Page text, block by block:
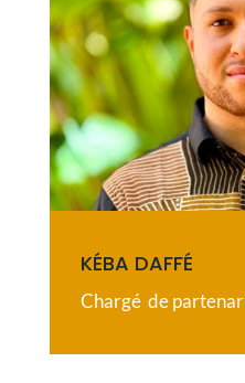
KÉBA DAFFÉ
Chargé de